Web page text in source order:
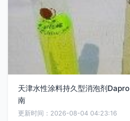
天津水性涂料持久型消泡剂
南
更新时间：2026-08-04 04:23:16